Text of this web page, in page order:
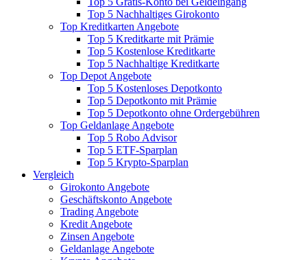
Top 5 Nachhaltiges Girokonto
Top Kreditkarten Angebote
Top 5 Kreditkarte mit Prämie
Top 5 Kostenlose Kreditkarte
Top 5 Nachhaltige Kreditkarte
Top Depot Angebote
Top 5 Kostenloses Depotkonto
Top 5 Depotkonto mit Prämie
Top 5 Depotkonto ohne Ordergebühren
Top Geldanlage Angebote
Top 5 Robo Advisor
Top 5 ETF-Sparplan
Top 5 Krypto-Sparplan
Vergleich
Girokonto Angebote
Geschäftskonto Angebote
Trading Angebote
Kredit Angebote
Zinsen Angebote
Geldanlage Angebote